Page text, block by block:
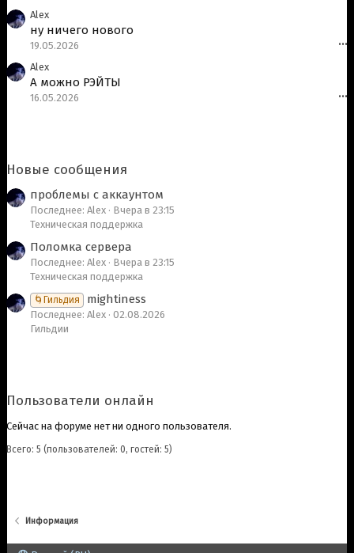
Alex
ну ничего нового
19.05.2026 •••
Alex
А можно РЭЙТЫ
16.05.2026 •••
Новые сообщения
проблемы с аккаунтом
Последнее: Alex
Вчера в 23:15
Техническая поддержка
Поломка сервера
Последнее: Alex
Вчера в 23:15
Техническая поддержка
🌀Гильдия mightiness
Последнее: Alex
02.08.2026
Гильдии
Пользователи онлайн
Сейчас на форуме нет ни одного пользователя.
Всего: 5 (пользователей: 0, гостей: 5)
Информация